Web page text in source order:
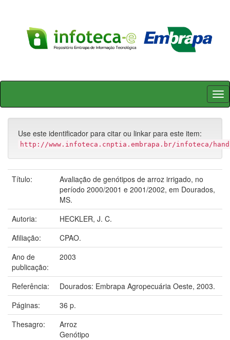
Skip
Use este identificador para citar ou linkar para este item:
http://www.infoteca.cnptia.embrapa.br/infoteca/
Título:
Avaliação de genótipos de arroz irrigado, no
período 2000/2001 e 2001/2002, em Dourados,
MS.
Autoria:
HECKLER, J. C.
Afiliação:
CPAO.
Ano de
publicação:
2003
Referência:
Dourados: Embrapa Agropecuária Oeste, 2003.
Páginas:
36 p.
Thesagro:
Arroz
Genótipo